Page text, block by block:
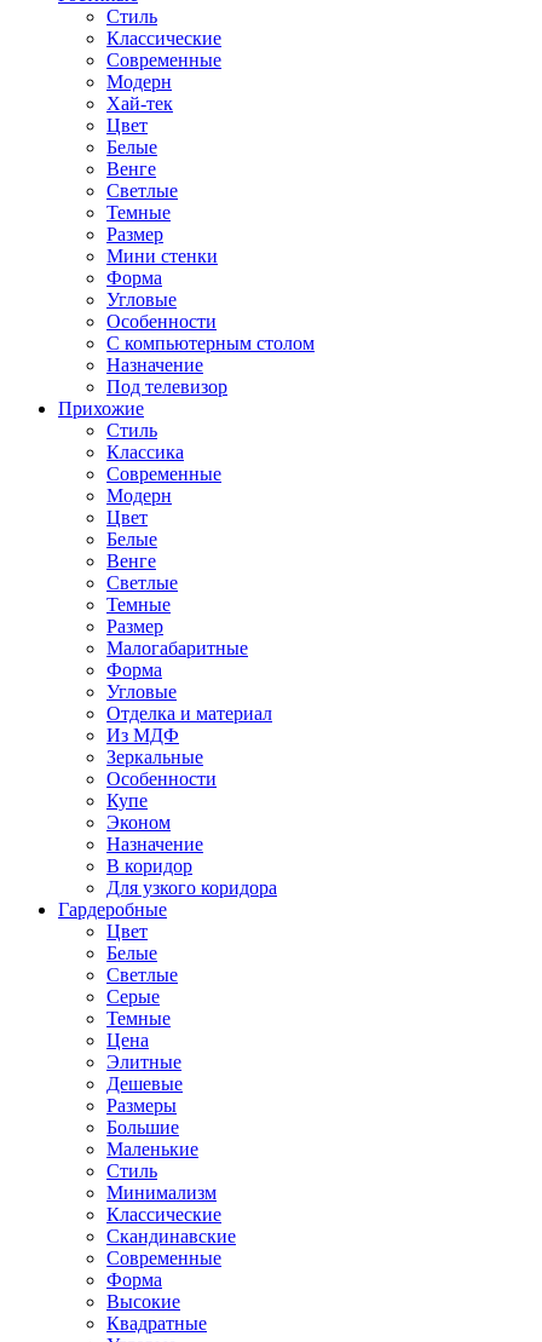
Стиль
Классические
Современные
Модерн
Хай-тек
Цвет
Белые
Венге
Светлые
Темные
Размер
Мини стенки
Форма
Угловые
Особенности
С компьютерным столом
Назначение
Под телевизор
Прихожие
Стиль
Классика
Современные
Модерн
Цвет
Белые
Венге
Светлые
Темные
Размер
Малогабаритные
Форма
Угловые
Отделка и материал
Из МДФ
Зеркальные
Особенности
Купе
Эконом
Назначение
В коридор
Для узкого коридора
Гардеробные
Цвет
Белые
Светлые
Серые
Темные
Цена
Элитные
Дешевые
Размеры
Большие
Маленькие
Стиль
Минимализм
Классические
Скандинавские
Современные
Форма
Высокие
Квадратные